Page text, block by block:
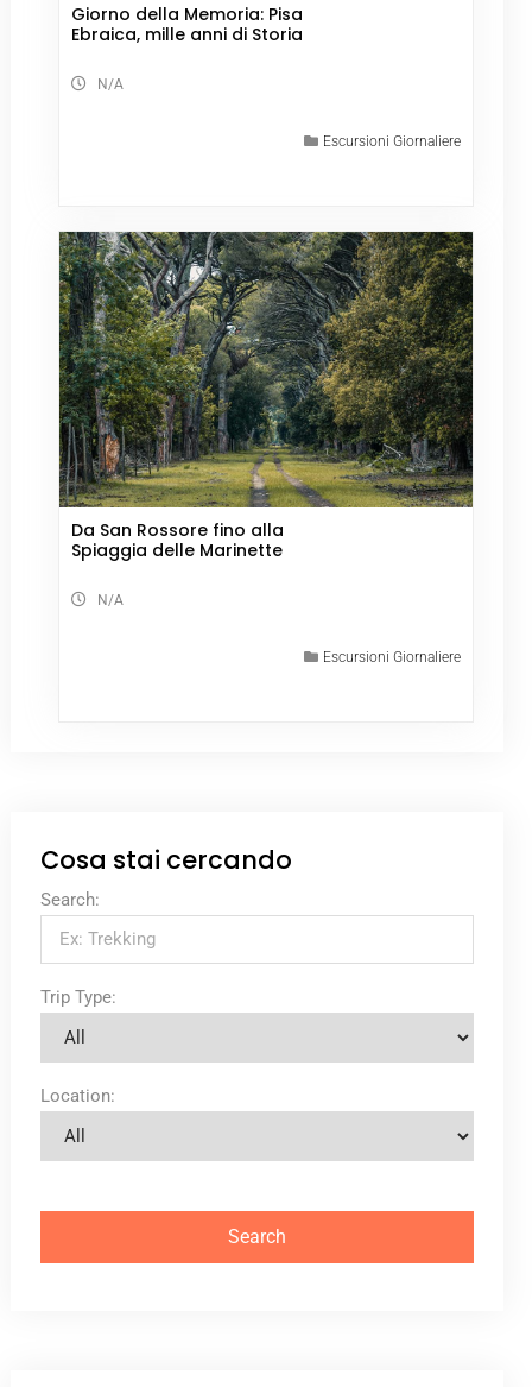
Giorno della Memoria: Pisa
Ebraica, mille anni di Storia
N/A
Escursioni Giornaliere
Da San Rossore fino alla
Spiaggia delle Marinette
N/A
Escursioni Giornaliere
Cosa stai cercando
Search:
Trip Type:
Location: